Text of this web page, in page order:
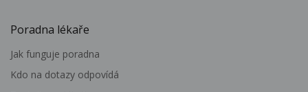
Poradna lékaře
Jak funguje poradna
Kdo na dotazy odpovídá